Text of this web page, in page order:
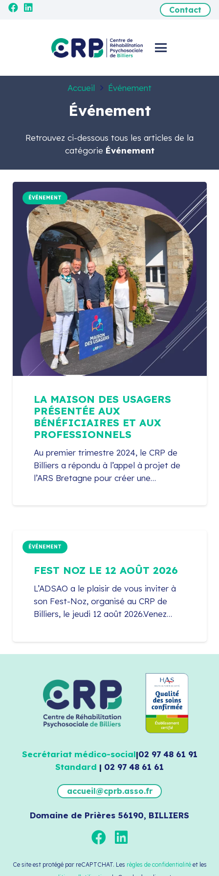
Contact
Accueil Événement
Événement
Retrouvez ci-dessous tous les articles de la
catégorie Événement
ÉVÉNEMENT
LA MAISON DES USAGERS
PRÉSENTÉE AUX
BÉNÉFICIAIRES ET AUX
PROFESSIONNELS
Au premier trimestre 2024, le CRP de
Billiers a répondu à l’appel à projet de
l’ARS Bretagne pour créer une…
ÉVÉNEMENT
FEST NOZ LE 12 AOÛT 2026
L’ADSAO a le plaisir de vous inviter à
son Fest-Noz, organisé au CRP de
Billiers, le jeudi 12 août 2026.Venez…
Secrétariat médico-social|02 97 48 61 91
Standard | 02 97 48 61 61
accueil@cprb.asso.fr
Domaine de Prières 56190, BILLIERS
Ce site est protégé par reCAPTCHAT. Les règles de confidentialitéet les